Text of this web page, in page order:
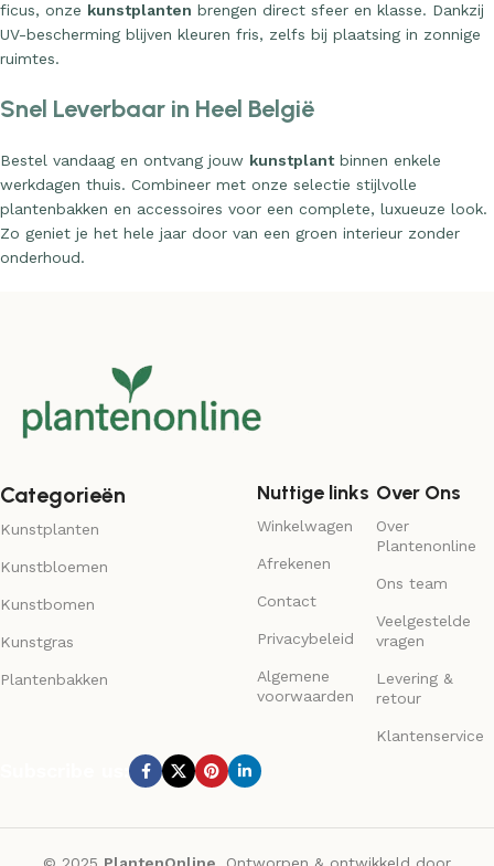
ficus, onze kunstplanten brengen direct sfeer en klasse. Dankzij
UV-bescherming blijven kleuren fris, zelfs bij plaatsing in zonnige
ruimtes.
Snel Leverbaar in Heel België
Bestel vandaag en ontvang jouw kunstplantbinnen enkele
werkdagen thuis. Combineer met onze selectie stijlvolle
plantenbakken en accessoires voor een complete, luxueuze look.
Zo geniet je het hele jaar door van een groen interieur zonder
onderhoud.
Categorieën
Kunstplanten
Kunstbloemen
Kunstbomen
Kunstgras
Plantenbakken
Nuttige links
Winkelwagen
Afrekenen
Contact
Privacybeleid
Algemene
voorwaarden
Over Ons
Over
Plantenonline
Ons team
Veelgestelde
vragen
Levering &
retour
Klantenservice